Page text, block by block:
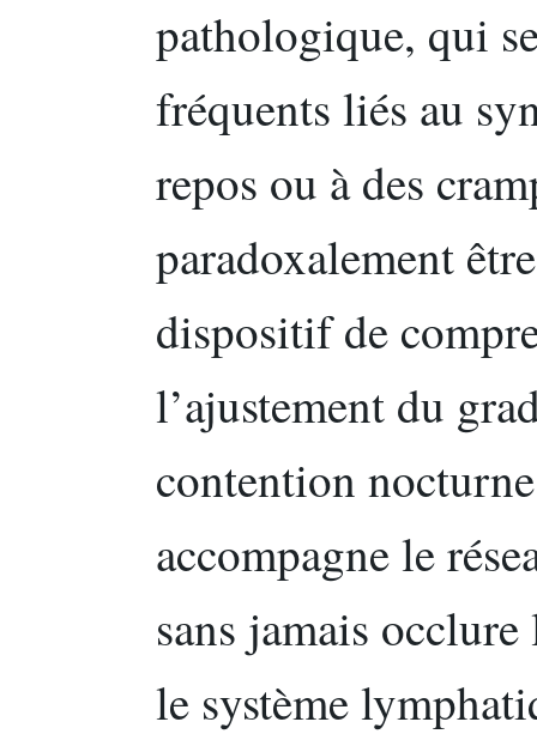
pathologique, qui
fréquents liés au
repos ou à des
paradoxalement
dispositif de
l’ajustement du
contention
accompagne le
sans jamais
le système